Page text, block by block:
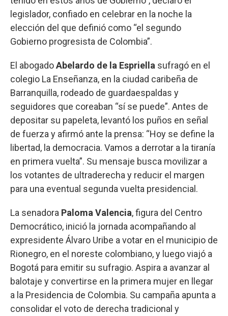
legislador, confiado en celebrar en la noche la
elección del que definió como “el segundo
Gobierno progresista de Colombia”.
El abogadoAbelardo de la Espriella sufragó en el
colegio La Enseñanza, en la ciudad caribeña de
Barranquilla, rodeado de guardaespaldas y
seguidores que coreaban “sí se puede”. Antes de
depositar su papeleta, levantó los puños en señal
de fuerza y afirmó ante la prensa: “Hoy se define la
libertad, la democracia. Vamos a derrotar a la tiranía
en primera vuelta”. Su mensaje busca movilizar a
los votantes de ultraderecha y reducir el margen
para una eventual segunda vuelta presidencial.
La senadora Paloma Valencia, figura del Centro
Democrático, inició la jornada acompañando al
expresidente Álvaro Uribe a votar en el municipio de
Rionegro, en el noreste colombiano, y luego viajó a
Bogotá para emitir su sufragio. Aspira a avanzar al
balotaje y convertirse en la primera mujer en llegar
a la Presidencia de Colombia. Su campaña apunta a
consolidar el voto de derecha tradicional y